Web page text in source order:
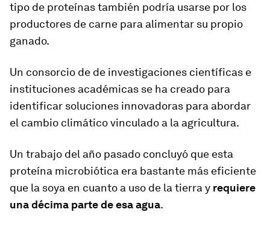
tipo de proteínas también podría usarse por los
productores de carne para alimentar su propio
ganado.
Un consorcio de de investigaciones científicas e
instituciones académicas se ha creado para
identificar soluciones innovadoras para abordar
el cambio climático vinculado a la agricultura.
Un trabajo del año pasado concluyó que esta
proteína microbiótica era bastante más eficiente
que la soya en cuanto a uso de la tierra y requiere
una décima parte de esa agua.